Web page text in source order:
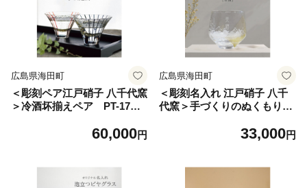
広島県海田町
＜彫刻ペア江戸硝子 八千代窯
＞冷酒坏揃えペア PT-17【1
60,000円
広島県海田町
＜彫刻名入れ 江戸硝子 八千
代窯＞手づくりのぬくもりフ
33,000円